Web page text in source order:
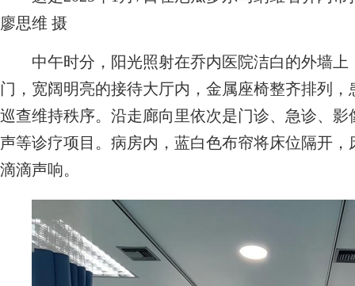
廖思维 摄
中午时分，阳光照射在乔内医院洁白的外墙上
门，宽阔明亮的接待大厅内，金属座椅整齐排列
巡查维持秩序。沿走廊向里依次是门诊、急诊、
声等诊疗项目。病房内，蓝白色布帘将床位隔开
滴滴声响。